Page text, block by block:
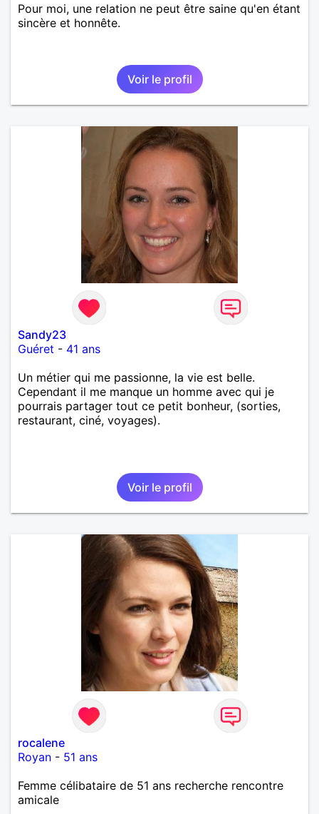
Pour moi, une relation ne peut être saine qu'en étant
sincère et honnête.
Voir le profil
Sandy23
Guéret - 41 ans
Un métier qui me passionne, la vie est belle.
Cependant il me manque un homme avec qui je
pourrais partager tout ce petit bonheur, (sorties,
restaurant, ciné, voyages).
Voir le profil
rocalene
Royan - 51 ans
Femme célibataire de 51 ans recherche rencontre
amicale